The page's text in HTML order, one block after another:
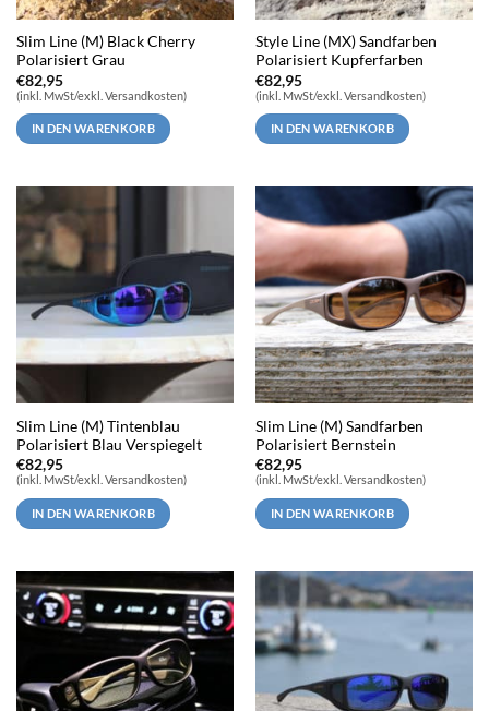
Slim Line (M) Black Cherry
Polarisiert Grau
€82,95
(inkl. MwSt/exkl. Versandkosten)
IN DEN WARENKORB
Style Line (MX) Sandfarben
Polarisiert Kupferfarben
€82,95
(inkl. MwSt/exkl. Versandkosten)
IN DEN WARENKORB
Slim Line (M) Tintenblau
Polarisiert Blau Verspiegelt
€82,95
(inkl. MwSt/exkl. Versandkosten)
IN DEN WARENKORB
Slim Line (M) Sandfarben
Polarisiert Bernstein
€82,95
(inkl. MwSt/exkl. Versandkosten)
IN DEN WARENKORB